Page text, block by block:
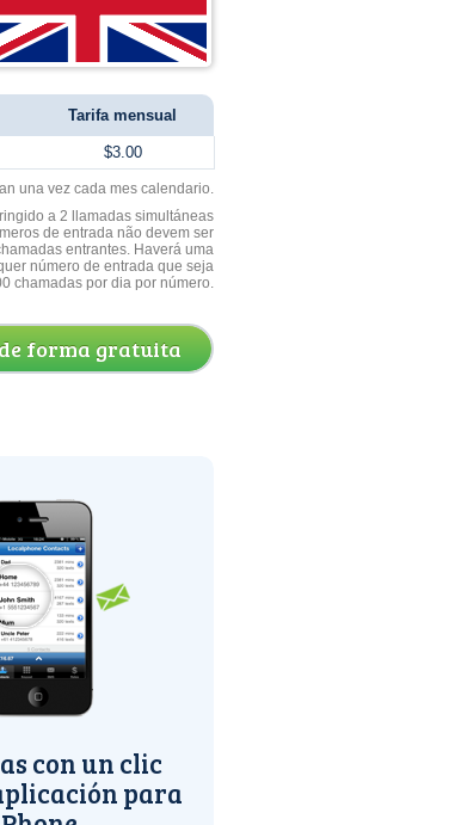
Tarifa mensual
$3.00
una vez cada mes calendario.
a 2 llamadas simultáneas
de entrada não devem ser
entrantes. Haverá uma
número de entrada que seja
chamadas por dia por número.
forma gratuita
con un clic
para